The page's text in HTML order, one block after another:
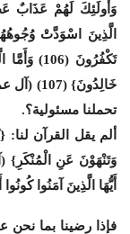
الَّذِينَ اسْوَدَّتْ
تَكْفُرُونَ
خَالِدُونَ}
تحملنا مسئولية؟.
ألم يقل القرآن
أَيُّهَا الَّذِينَ آمَنُوا
فإذا رضينا بما نحن